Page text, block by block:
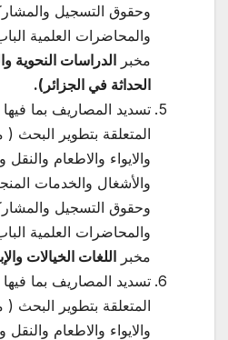
وحقوق التسجيل
والمحاضرات العلمية
مخبر الدراسات النحوية
الحداثة في الجزائر).
تسديد المصاريف بما فيها
المتعلقة بتطوير البحث
والايواء والاطعام
والأشغال والخدمات
وحقوق التسجيل
والمحاضرات العلمية
مخبر اللغات الخيالات
تسديد المصاريف بما فيها
المتعلقة بتطوير البحث
والايواء والاطعام